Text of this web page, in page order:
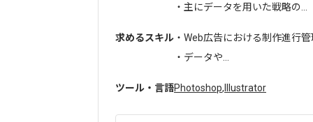
・主にデータを用いた戦略の...
求めるスキル ・Web広告における制作進行
・データや...
ツール・言語Photoshop, Illustrator